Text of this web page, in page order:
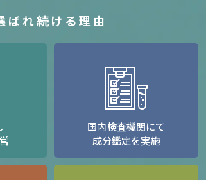
ばれ続ける理由
国内検査機関にて
成分鑑定を実施